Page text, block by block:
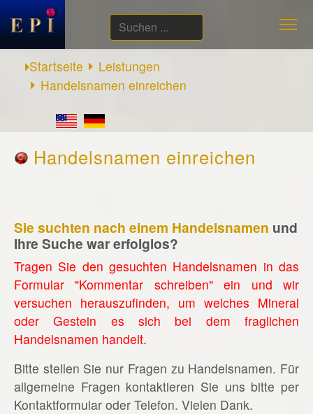
Suchen
...
Startseite
Leistungen
Handelsnamen einreichen
Handelsnamen einreichen
Sie suchten nach einem Handelsnamen und
Ihre Suche war erfolglos?
Tragen Sie den gesuchten Handelsnamen in das
Formular "Kommentar schreiben" ein und wir
versuchen herauszufinden, um welches Mineral
oder Gestein es sich bei dem fraglichen
Handelsnamen handelt.
Bitte stellen Sie nur Fragen zu Handelsnamen. Für
allgemeine Fragen kontaktieren Sie uns bitte per
Kontaktformular oder Telefon. Vielen Dank.